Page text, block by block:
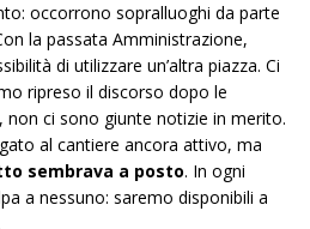
occorrono sopralluoghi da parte
la passata Amministrazione,
di utilizzare un’altra piazza. Ci
ripreso il discorso dopo le
non ci sono giunte notizie in merito.
al cantiere ancora attivo, ma
sembrava a posto. In ogni
a nessuno: saremo disponibili a